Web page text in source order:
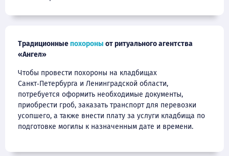
Традиционныепохороны от ритуального агентства
«Ангел»
Чтобы провести похороны на кладбищах
Санкт‑Петербурга и Ленинградской области,
потребуется оформить необходимые документы,
приобрести гроб, заказать транспорт для перевозки
усопшего, а также внести плату за услуги кладбища по
подготовке могилы к назначенным дате и времени.